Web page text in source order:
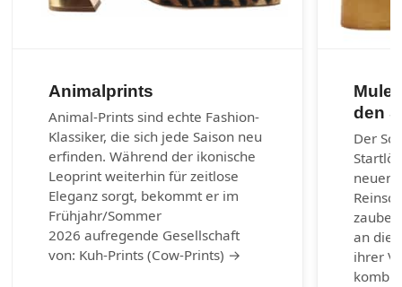
Animalprints
Animal-Prints sind echte Fashion-
Klassiker, die sich jede Saison neu
erfinden. Während der ikonische
Leoprint weiterhin für zeitlose
Eleganz sorgt, bekommt er im
Frühjahr/Sommer
2026 aufregende Gesellschaft
von: Kuh-Prints (Cow-Prints) →
den
Der
neuen
an die
ihrer